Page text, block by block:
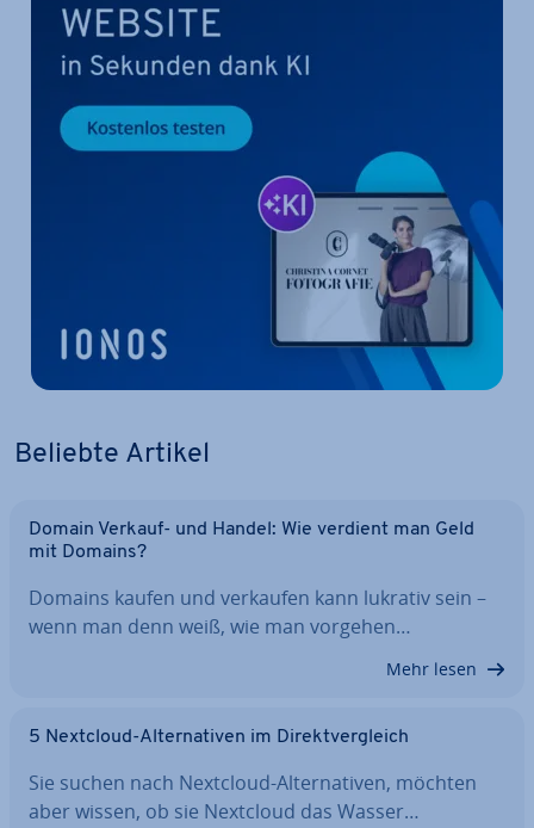
Beliebte Artikel
Domain Verkauf- und Handel: Wie verdient man Geld
mit Domains?
Domains kaufen und verkaufen kann lukrativ sein –
wenn man denn weiß, wie man vorgehen…
Mehr lesen
5 Nextcloud-Al­ter­na­ti­ven im Di­rekt­ver­gleich
Sie suchen nach Nextcloud-Al­ter­na­ti­ven, möchten
aber wissen, ob sie Nextcloud das Wasser…